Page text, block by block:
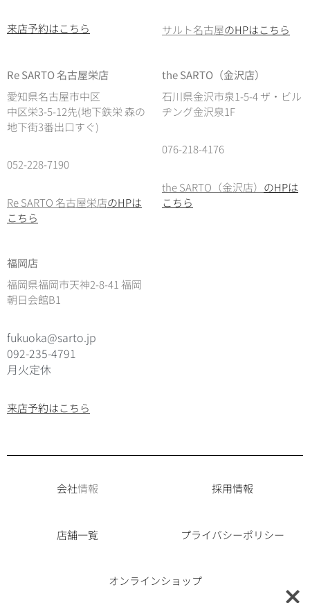
来店予約はこちら サルト名古屋のHPはこちら
Re SARTO 名古屋栄店
愛知県名古屋市中区
中区栄3-5-12先(地下鉄栄 森の
地下街3番出口すぐ)
052-228-7190
Re SARTO 名古屋栄店のHPは
こちら
the SARTO（金沢店）
石川県金沢市泉1-5-4 ザ・ビル
ヂング金沢泉1F
076-218-4176
the SARTO（金沢店） のHPは
こちら
福岡店
福岡県福岡市天神2-8-41 福岡
朝日会館B1
fukuoka@sarto.jp
092-235-4791
月火定休
来店予約はこちら
会社情報 採用情報
店舗一覧 プライバシーポリシー
オンラインショップ